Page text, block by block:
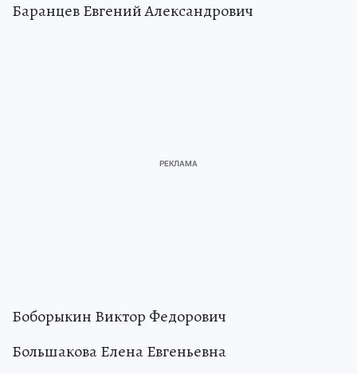
Баранцев Евгений Александрович
Боборыкин Виктор Федорович
Большакова Елена Евгеньевна